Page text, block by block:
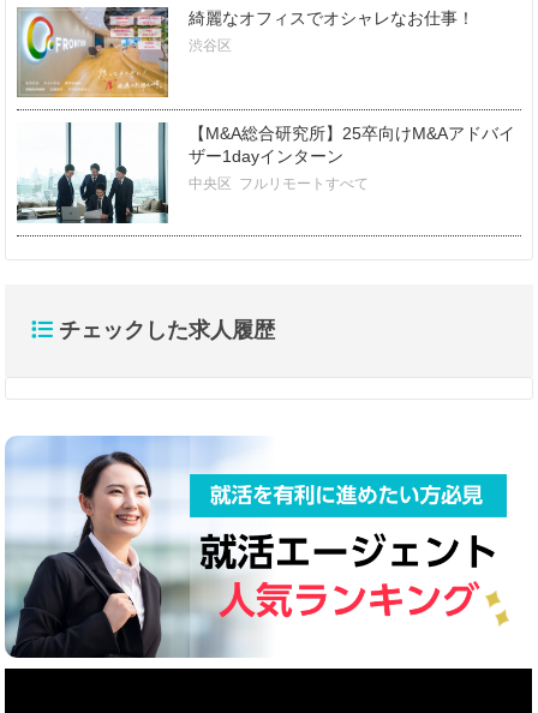
綺麗なオフィスでオシャレなお仕事！
渋谷区
【M&A総合研究所】25卒向けM&Aアドバイ
ザー1dayインターン
中央区 フルリモートすべて
チェックした求人履歴